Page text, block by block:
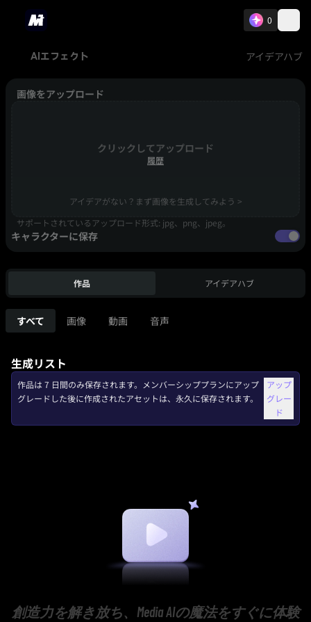
0
AIエフェクト アイデアハブ
画像をアップロード
クリックしてアップロード
履歴
アイデアがない？まず画像を生成してみよう >
サポートされているアップロード形式: jpg、png、jpeg。
キャラクターに保存
作品 アイデアハブ
すべて 画像 動画 音声
生成リスト
作品は 7 日間のみ保存されます。メンバーシッププランにアップ
グレードした後に作成されたアセットは、永久に保存されます。
アップ
グレー
ド
創造力を解き放ち、Media AIの魔法をすぐに体験